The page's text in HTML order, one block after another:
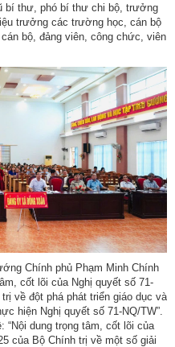
bí thư, phó bí thư chi bộ, trưởng
trưởng các trường học, cán bộ
bộ, đảng viên, công chức, viên
Chính phủ Phạm Minh Chính
cốt lõi của Nghị quyết số 71-
về đột phá phát triển giáo dục và
hiện Nghị quyết số 71-NQ/TW”.
“Nội dung trọng tâm, cốt lõi của
của Bộ Chính trị về một số giải